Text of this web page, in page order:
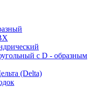
с D - образным
(Delta)